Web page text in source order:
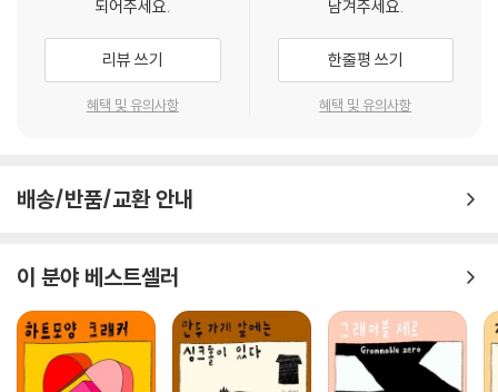
되어주세요.
리뷰 쓰기
혜택 및 유의사항
남겨주세요.
한줄평 쓰기
혜택 및 유의사항
배송/반품/교환 안내
이 분야 베스트셀러